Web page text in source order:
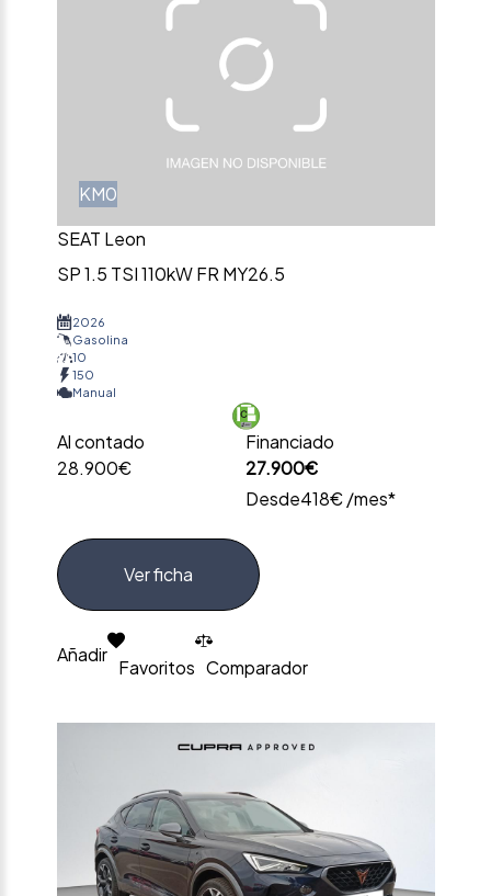
KM0
SEAT Leon
SP 1.5 TSI 110kW FR MY26.5
2026
Gasolina
10
150
Manual
Al contado
28.900€
Financiado
27.900€
Desde418€ /mes*
Ver ficha
Añadir
Favoritos Comparador